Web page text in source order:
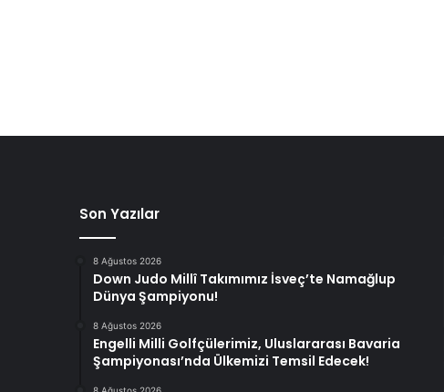
Son Yazılar
8 Ağustos 2026
Down Judo Millî Takımımız İsveç’te Namağlup
Dünya Şampiyonu!
8 Ağustos 2026
Engelli Milli Golfçülerimiz, Uluslararası Bavaria
Şampiyonası’nda Ülkemizi Temsil Edecek!